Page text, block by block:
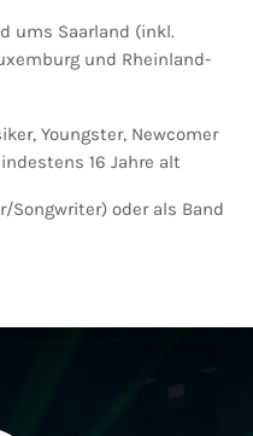
ums Saarland (inkl.
und Rheinland-
Youngster, Newcomer
16 Jahre alt
Songwriter) oder als Band